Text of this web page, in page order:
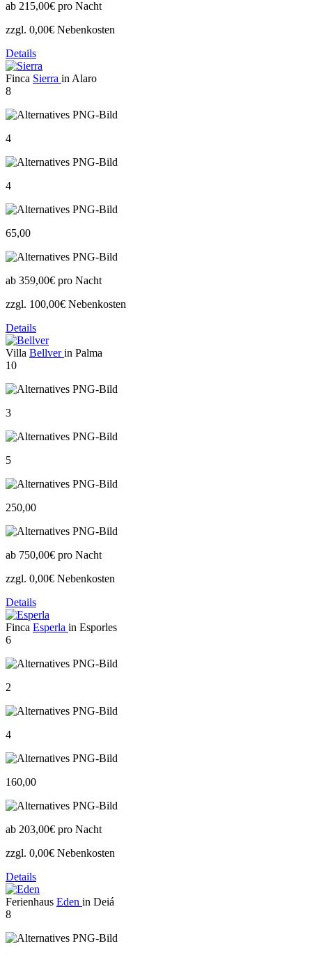
ab 215,00€ pro Nacht
zzgl. 0,00€ Nebenkosten
Details
Finca Sierra in Alaro
8
4
4
65,00
ab 359,00€ pro Nacht
zzgl. 100,00€ Nebenkosten
Details
Villa Bellverin Palma
10
3
5
250,00
ab 750,00€ pro Nacht
zzgl. 0,00€ Nebenkosten
Details
Finca Esperla in Esporles
6
2
4
160,00
ab 203,00€ pro Nacht
zzgl. 0,00€ Nebenkosten
Details
Ferienhaus Eden in Deiá
8